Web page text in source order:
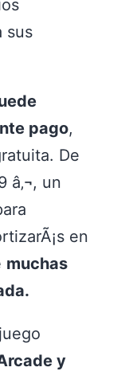
sus
pago,
De
â‚¬, un
en
muchas
y